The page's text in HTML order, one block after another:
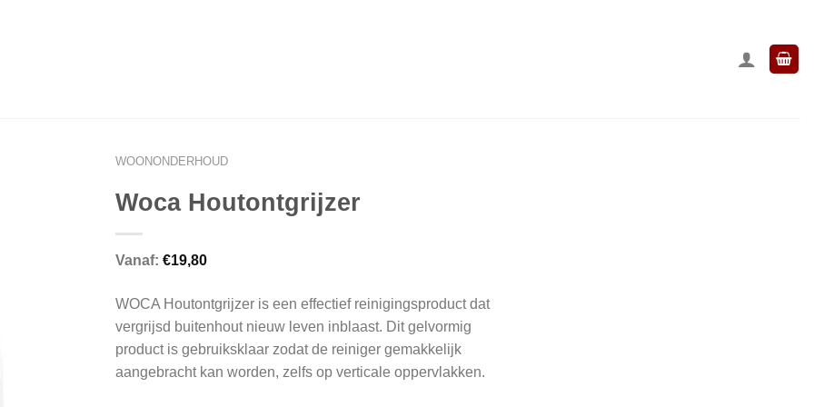
WOONONDERHOUD
Woca Houtontgrijzer
Vanaf: €19,80
WOCA Houtontgrijzer is een effectief reinigingsproduct dat
vergrijsd buitenhout nieuw leven inblaast. Dit gelvormig
product is gebruiksklaar zodat de reiniger gemakkelijk
aangebracht kan worden, zelfs op verticale oppervlakken.